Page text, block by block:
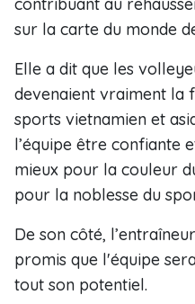
sur la carte du monde
Elle a dit que les
devenaient vraiment la
sports vietnamien et
l’équipe être confiante
mieux pour la couleur
pour la noblesse du
De son côté,
promis que l'équipe
tout son potentiel.